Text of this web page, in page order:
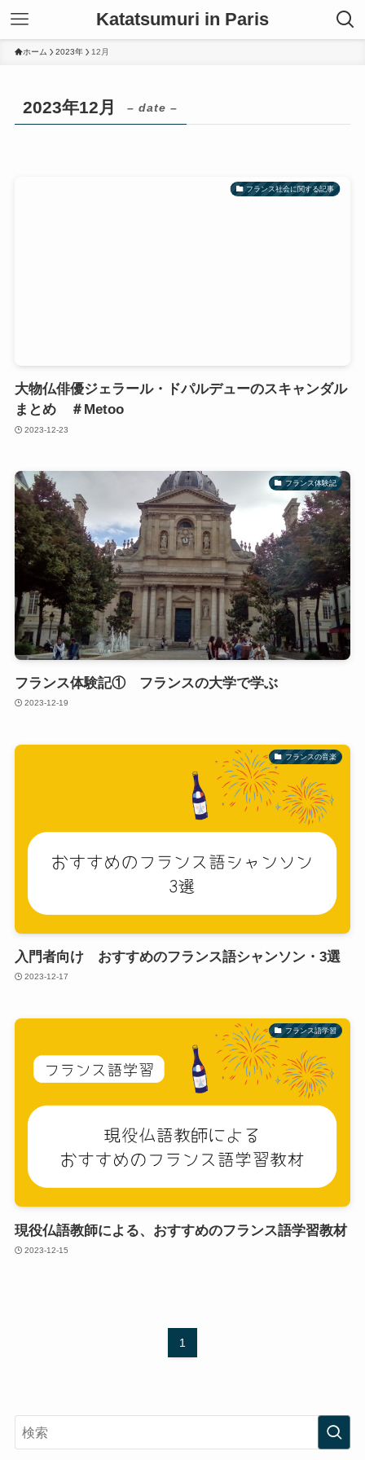
Katatsumuri in Paris
ホーム 2023年 12月
2023年12月 – date –
フランス社会に関する記事
大物仏俳優ジェラール・ドパルデューのスキャンダル
まとめ ＃Metoo
2023-12-23
フランス体験記
フランス体験記① フランスの大学で学ぶ
2023-12-19
フランスの音楽
入門者向け おすすめのフランス語シャンソン・3選
2023-12-17
フランス語学習
現役仏語教師による、おすすめのフランス語学習教材
2023-12-15
1